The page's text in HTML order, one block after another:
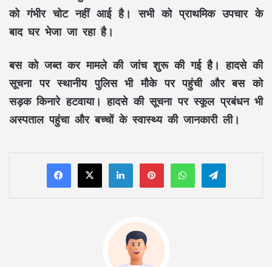
को गंभीर चोट नहीं आई है। सभी को प्राथमिक उपचार के
बाद घर भेजा जा रहा है।
बस को जब्त कर मामले की जांच शुरू की गई है। हादसे की
सूचना पर स्थानीय पुलिस भी मौके पर पहुंची और बस को
सड़क किनारे हटवाया। हादसे की सूचना पर स्कूल प्रबंधन भी
अस्पताल पहुंचा और बच्चों के स्वास्थ्य की जानकारी ली।
LinkedInPinterestWhatsAppTelegram